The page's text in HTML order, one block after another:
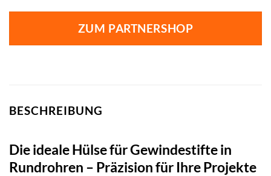
ZUM PARTNERSHOP
BESCHREIBUNG
Die ideale Hülse für Gewindestifte in
Rundrohren – Präzision für Ihre Projekte